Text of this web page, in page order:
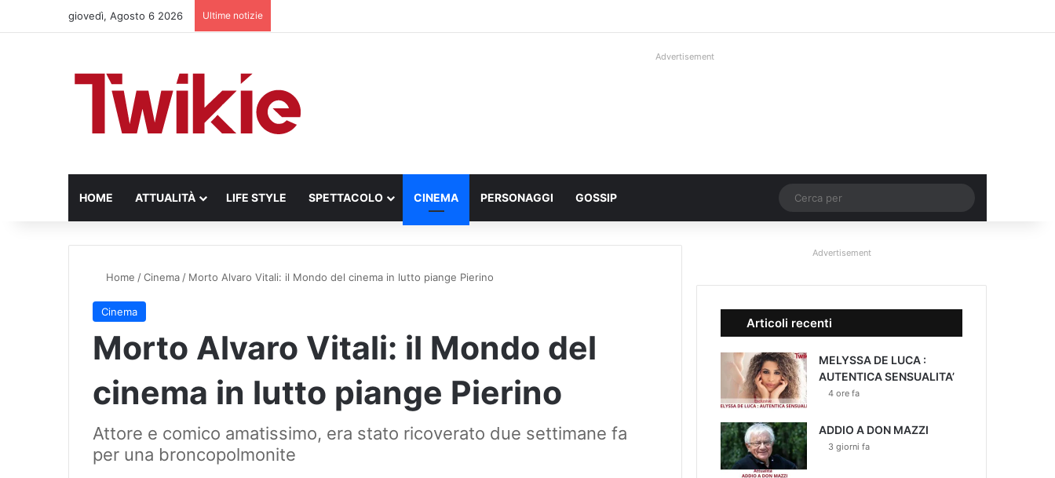
giovedì, Agosto 6 2026 Ultime notizie
Advertisement
HOME ATTUALITÀ LIFE STYLE SPETTACOLO CINEMA PERSONAGGI GOSSIP Un articolo a caso
per
Home /Cinema / Morto Alvaro Vitali: il Mondo del cinema in lutto piange Pierino
Cinema
Morto Alvaro Vitali: il Mondo del
cinema in lutto piange Pierino
Attore e comico amatissimo, era stato ricoverato due settimane fa
per una broncopolmonite
Advertisement
Articoli recenti
MELYSSA DE LUCA :
AUTENTICA SENSUALITA’
4 ore fa
ADDIO A DON MAZZI
3 giorni fa